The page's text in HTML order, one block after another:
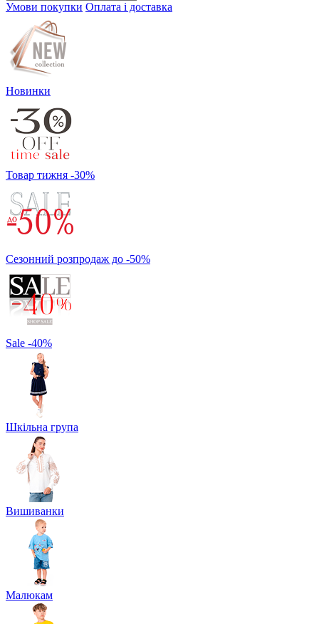
Умови покупки Оплата і доставка
Новинки
Товар тижня -30%
Сезонний розпродаж до -50%
Sale -40%
Шкільна група
Вишиванки
Малюкам